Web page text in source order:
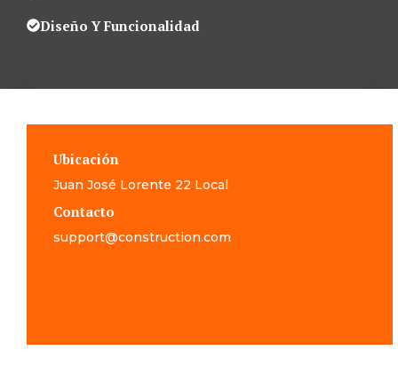
Diseño Y Funcionalidad
Ubicación
Juan José Lorente 22 Local
Contacto
support@construction.com